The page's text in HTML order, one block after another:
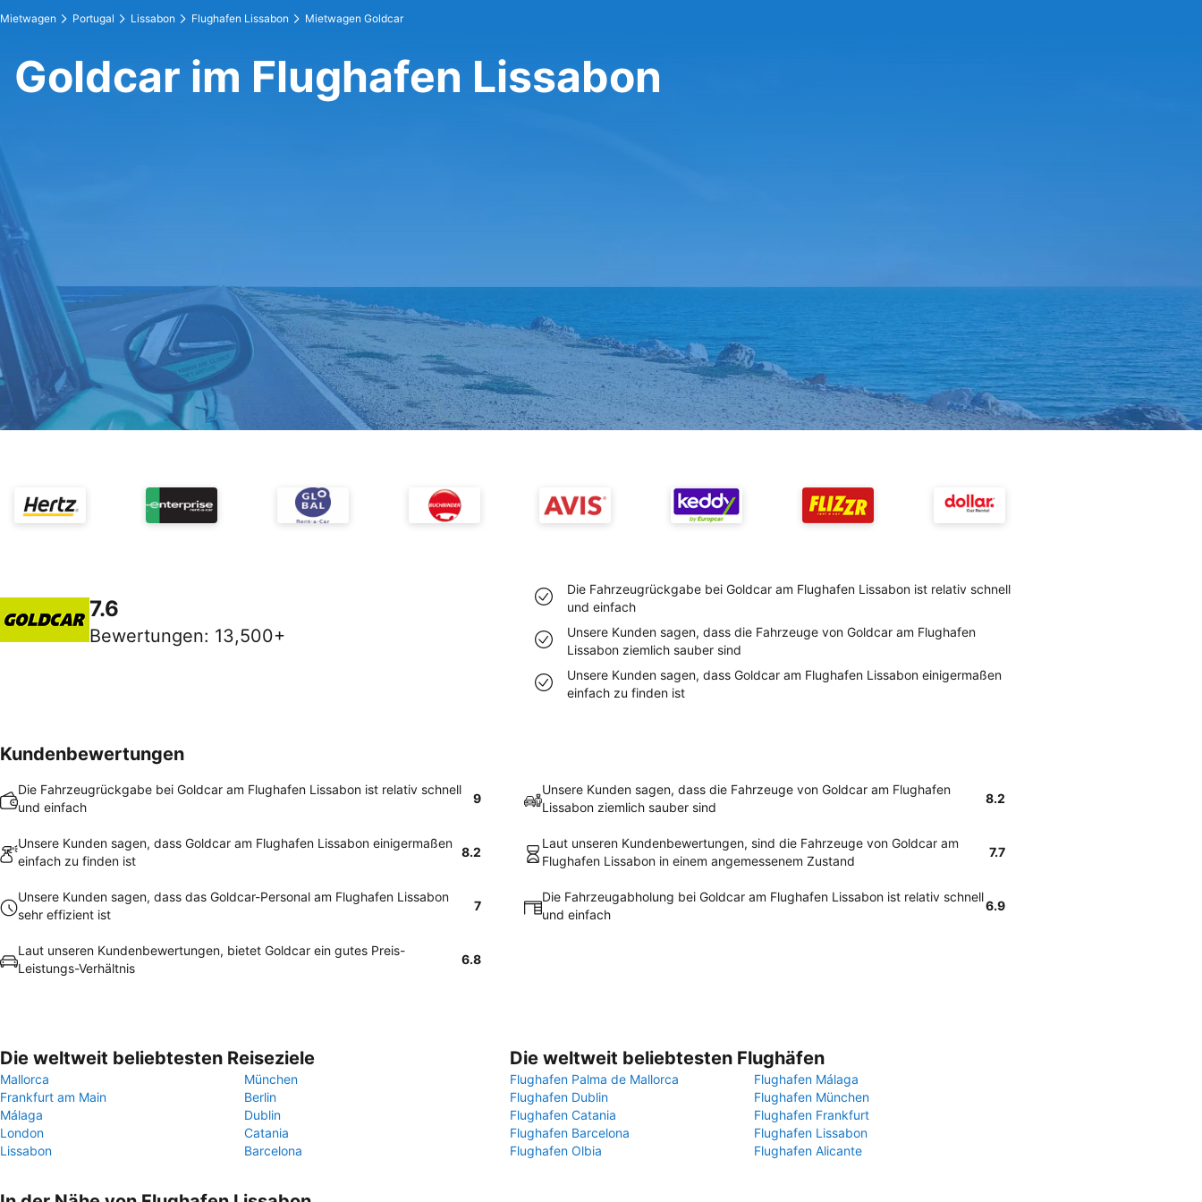
Mietwagen Portugal Lissabon Flughafen Lissabon Mietwagen Goldcar
Goldcar im Flughafen Lissabon
7.6
Bewertungen: 13,500+
Die Fahrzeugrückgabe bei Goldcar am Flughafen Lissabon ist relativ schnell
und einfach
Unsere Kunden sagen, dass die Fahrzeuge von Goldcar am Flughafen
Lissabon ziemlich sauber sind
Unsere Kunden sagen, dass Goldcar am Flughafen Lissabon einigermaßen
einfach zu finden ist
Kundenbewertungen
Die Fahrzeugrückgabe bei Goldcar am Flughafen Lissabon ist relativ schnell
und einfach
9
Unsere Kunden sagen, dass die Fahrzeuge von Goldcar am Flughafen
Lissabon ziemlich sauber sind
8.2
Unsere Kunden sagen, dass Goldcar am Flughafen Lissabon einigermaßen
einfach zu finden ist
8.2
Laut unseren Kundenbewertungen, sind die Fahrzeuge von Goldcar am
Flughafen Lissabon in einem angemessenem Zustand
7.7
Unsere Kunden sagen, dass das Goldcar-Personal am Flughafen Lissabon
sehr effizient ist
7
Die Fahrzeugabholung bei Goldcar am Flughafen Lissabon ist relativ schnell
und einfach
6.9
Laut unseren Kundenbewertungen, bietet Goldcar ein gutes Preis-
Leistungs-Verhältnis
6.8
Die weltweit beliebtesten Reiseziele
Mallorca
München
Frankfurt am Main
Berlin
Málaga
Dublin
London
Catania
Lissabon
Barcelona
Die weltweit beliebtesten Flughäfen
Flughafen Palma de Mallorca
Flughafen Málaga
Flughafen Dublin
Flughafen München
Flughafen Catania
Flughafen Frankfurt
Flughafen Barcelona
Flughafen Lissabon
Flughafen Olbia
Flughafen Alicante